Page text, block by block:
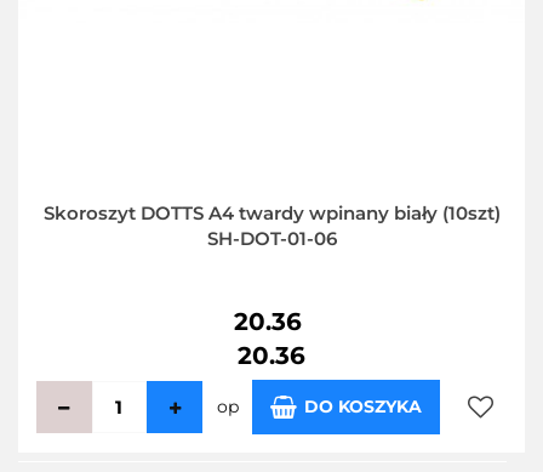
Skoroszyt DOTTS A4 twardy wpinany biały (10szt)
SH-DOT-01-06
20.36
20.36
op DO KOSZYKA